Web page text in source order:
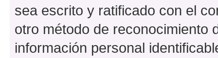
sea escrito y ratificado con el
otro método de reconocimiento
información personal